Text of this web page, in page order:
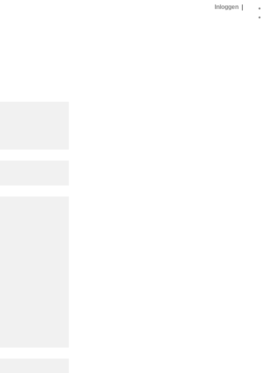
Inloggen